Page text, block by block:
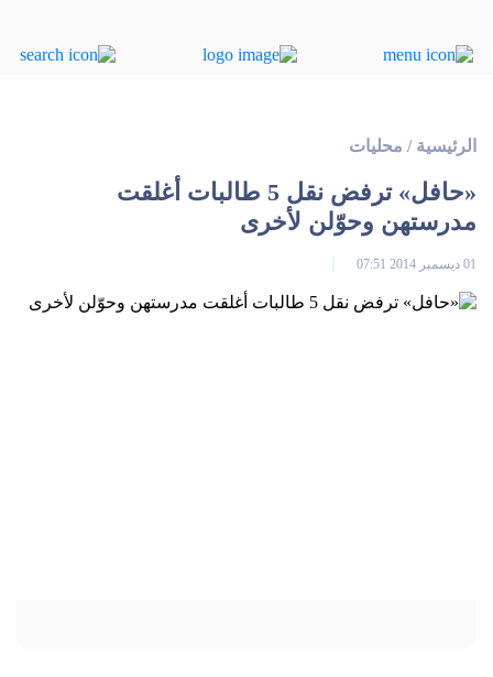
الرئيسية / محليات
«حافل» ترفض نقل 5 طالبات أغلقت
مدرستهن وحوّلن لأخرى
01 ديسمبر 2014 07:51